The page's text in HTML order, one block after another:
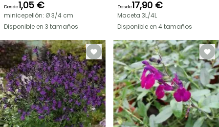
Desde1,05 €
minicepellón: Ø 3/4 cm
Disponible en 3 tamaños
Desde17,90 €
Maceta 3L/4L
Disponible en 4 tamaños